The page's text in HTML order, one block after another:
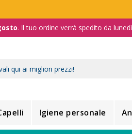
. Il tuo ordine verrà spedito da
Igiene personale